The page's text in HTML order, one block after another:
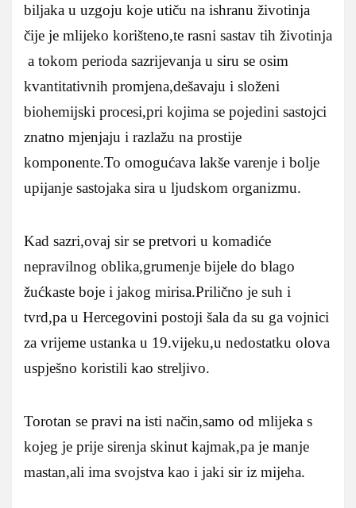
biljaka u uzgoju koje utiču na ishranu životinja
čije je mlijeko korišteno,te rasni sastav tih životinja
a tokom perioda sazrijevanja u siru se osim
kvantitativnih promjena,dešavaju i složeni
biohemijski procesi,pri kojima se pojedini sastojci
znatno mjenjaju i razlažu na prostije
komponente.To omogućava lakše varenje i bolje
upijanje sastojaka sira u ljudskom organizmu.
Kad sazri,ovaj sir se pretvori u komadiće
nepravilnog oblika,grumenje bijele do blago
žućkaste boje i jakog mirisa.Prilično je suh i
tvrd,pa u Hercegovini postoji šala da su ga vojnici
za vrijeme ustanka u 19.vijeku,u nedostatku olova
uspješno koristili kao streljivo.
Torotan se pravi na isti način,samo od mlijeka s
kojeg je prije sirenja skinut kajmak,pa je manje
mastan,ali ima svojstva kao i jaki sir iz mijeha.